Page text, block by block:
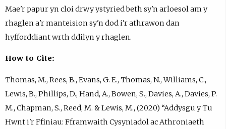
Mae'r papur yn cloi drwy ystyried beth sy'n arloesol am y
rhaglen a'r manteision sy'n dod i'r athrawon dan
hyfforddiant wrth ddilyn y rhaglen.
How to Cite:
Thomas, M., Rees, B., Evans, G. E., Thomas, N., Williams, C.,
Lewis, B., Phillips, D., Hand, A., Bowen, S., Davies, A., Davies, P.
M., Chapman, S., Reed, M. & Lewis, M., (2020) “Addysgu y Tu
Hwnt i'r Ffiniau: Fframwaith Cysyniadol ac Athroniaeth